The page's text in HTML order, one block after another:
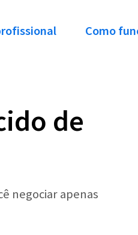
Como
de
negociar apenas